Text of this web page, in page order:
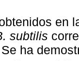
en
subtilis
ha